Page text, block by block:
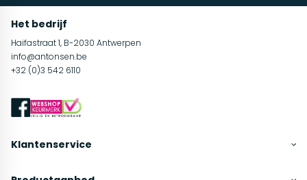
Het bedrijf
Haifastraat 1, B-2030 Antwerpen
info@antonsen.be
+32 (0)3 542 6110
Klantenservice